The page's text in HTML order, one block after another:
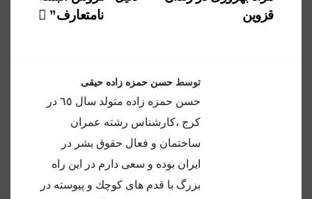
نامتعارف”
قزوین
توسط حسن حمزه زاده حیقی
حسن حمزه زاده متولد سال ٦٥ در
كرج ،كارشناس رشته عمران
ساختمان و فعال حقوق بشر در
ايران بوده و سعى دارم در اين راه
بزرگ با قدم هاى كوچك و پيوسته در